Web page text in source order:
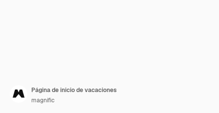
Página de inicio de vacaciones
magnific